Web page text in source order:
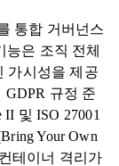
통합 거버넌스
능은 조직 전체
가시성을 제공
규정 준
및 ISO 27001
Your Own
테이너 격리가